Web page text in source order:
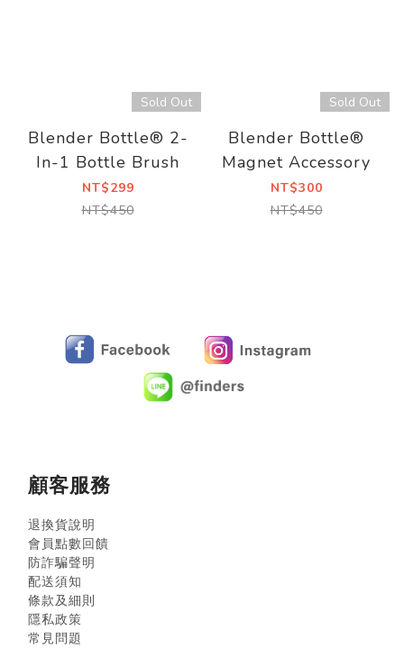
Sold Out
Blender Bottle® 2-
In-1 Bottle Brush
NT$299
NT$450
Sold Out
Blender Bottle®
Magnet Accessory
NT$300
NT$450
顧客服務
退換貨說明
會員點數回饋
防詐騙聲明
配送須知
條款及細則
隱私政策
常見問題